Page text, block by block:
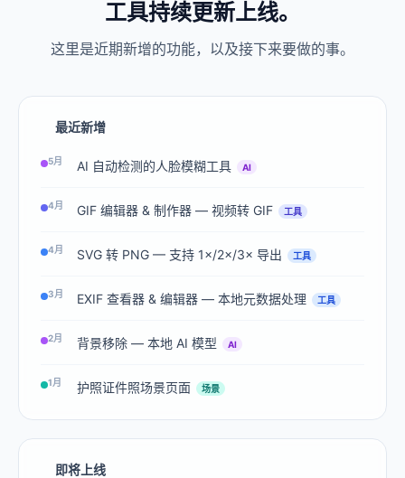
工具持续更新上线。
这里是近期新增的功能，以及接下来要做的事。
最近新增
5月 AI 自动检测的人脸模糊工具 AI
4月 GIF 编辑器 & 制作器 — 视频转 GIF 工具
4月 SVG 转 PNG — 支持 1×/2×/3× 导出 工具
3月 EXIF 查看器 & 编辑器 — 本地元数据处理 工具
2月 背景移除 — 本地 AI 模型 AI
1月 护照证件照场景页面 场景
即将上线